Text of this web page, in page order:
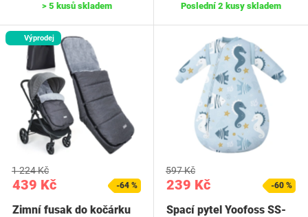
> 5 kusů skladem Poslední 2 kusy skladem
Výprodej
439 Kč
1 224 Kč
-64 %
Zimní fusak do kočárku
239 Kč
597 Kč
-60 %
Spací pytel Yoofoss SS-